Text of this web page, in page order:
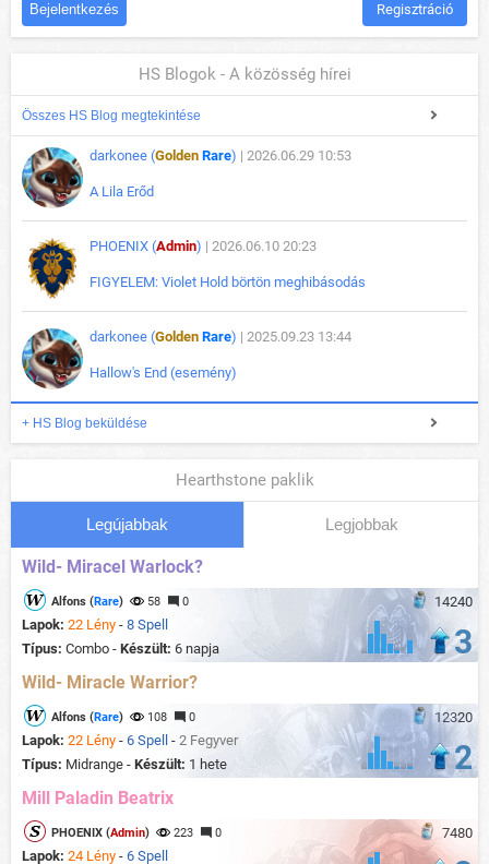
Regisztráció
HS Blogok - A közösség hírei
Összes HS Blog megtekintése
darkonee (Golden Rare) | 2026.06.29 10:53
A Lila Erőd
PHOENIX (Admin) | 2026.06.10 20:23
FIGYELEM: Violet Hold börtön meghibásodás
darkonee (Golden Rare) | 2025.09.23 13:44
Hallow's End (esemény)
+ HS Blog beküldése
Hearthstone paklik
Legújabbak Legjobbak
Wild- Miracel Warlock?
14240
Alfons (Rare) 58 0
Lapok: 22 Lény - 8 Spell
Típus: Combo - Készült: 6 napja 3
Wild- Miracle Warrior?
12320
Alfons (Rare) 108 0
Lapok: 22 Lény - 6 Spell - 2 Fegyver
Típus: Midrange - Készült: 1 hete 2
Mill Paladin Beatrix
7480
PHOENIX (Admin) 223 0
Lapok: 24 Lény - 6 Spell